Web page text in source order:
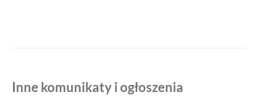
Inne komunikaty i ogłoszenia